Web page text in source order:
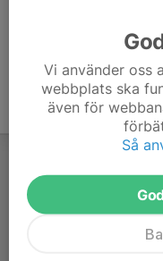
Vi använder oss
webbplats ska
även för
Så